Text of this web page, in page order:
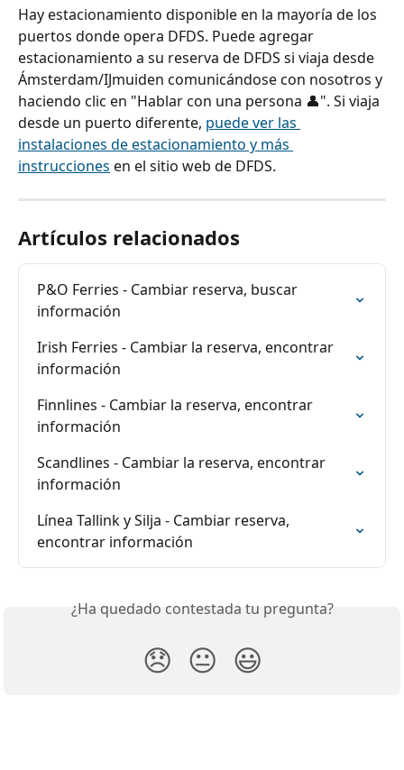
Hay estacionamiento disponible en la mayoría de los
puertos donde opera DFDS. Puede agregar
estacionamiento a su reserva de DFDS si viaja desde
Ámsterdam/IJmuiden comunicándose con nosotros y
haciendo clic en "Hablar con una persona 👤". Si viaja
desde un puerto diferente, puede ver las
instalaciones de estacionamiento y más
instrucciones en el sitio web de DFDS.
Artículos relacionados
P&O Ferries - Cambiar reserva, buscar
información
Irish Ferries - Cambiar la reserva, encontrar
información
Finnlines - Cambiar la reserva, encontrar
información
Scandlines - Cambiar la reserva, encontrar
información
Línea Tallink y Silja - Cambiar reserva,
encontrar información
¿Ha quedado contestada tu pregunta?
😞 😐 😃